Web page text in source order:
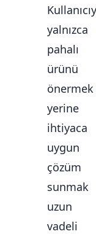
yalnızca
pahalı
ürünü
önermek
yerine
ihtiyaca
uygun
çözüm
sunmak
uzun
vadeli